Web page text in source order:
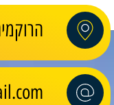
הרוקמים 23,